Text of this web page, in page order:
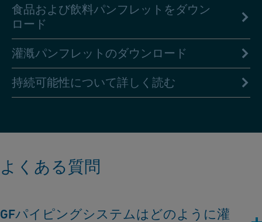
食品および飲料パンフレットをダウン
ロード
灌漑パンフレットのダウンロード
持続可能性について詳しく読む
よくある質問
GFパイピングシステムはどのように灌